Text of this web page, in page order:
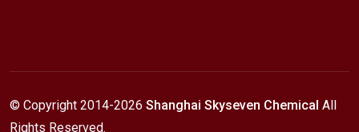
© Copyright 2014-2026 Shanghai Skyseven Chemical All
Rights Reserved.